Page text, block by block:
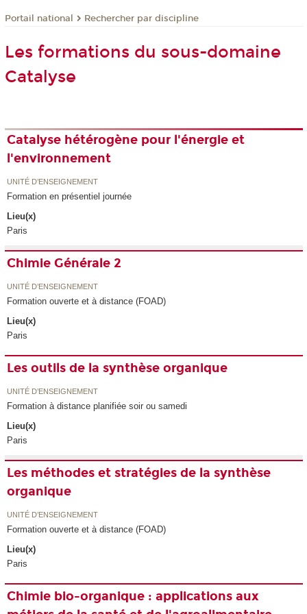
Portail national Rechercher par discipline
Les formations du sous-domaine
Catalyse
Catalyse hétérogène pour l'énergie et
l'environnement
UNITÉ D’ENSEIGNEMENT
Formation en présentiel journée
Lieu(x)
Paris
Chimie Générale 2
UNITÉ D’ENSEIGNEMENT
Formation ouverte et à distance (FOAD)
Lieu(x)
Paris
Les outils de la synthèse organique
UNITÉ D’ENSEIGNEMENT
Formation à distance planifiée soir ou samedi
Lieu(x)
Paris
Les méthodes et stratégies de la synthèse
organique
UNITÉ D’ENSEIGNEMENT
Formation ouverte et à distance (FOAD)
Lieu(x)
Paris
Chimie bio-organique : applications aux